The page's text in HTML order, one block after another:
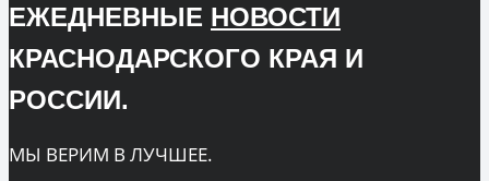
ЕЖЕДНЕВНЫЕ НОВОСТИ
КРАСНОДАРСКОГО КРАЯ И
РОССИИ.
МЫ ВЕРИМ В ЛУЧШЕЕ.